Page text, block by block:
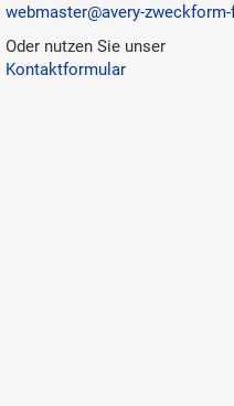
webmaster@avery-
Oder nutzen Sie unser
Kontaktformular